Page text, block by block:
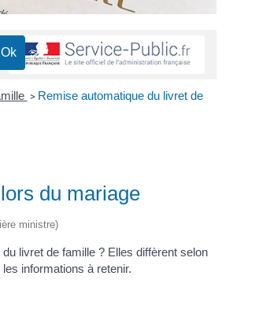
> Remise automatique du livret de
du mariage
ministre)
livret de famille ? Elles diffèrent selon
informations à retenir.